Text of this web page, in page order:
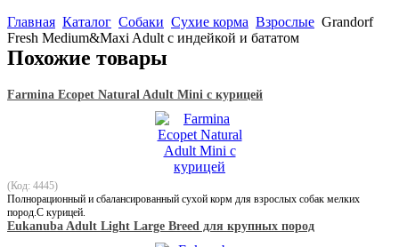
Главная Каталог Собаки Сухие корма Взрослые Grandorf
Fresh Medium&Maxi Adult с индейкой и бататом
Похожие товары
Farmina Ecopet Natural Adult Mini с курицей
(Код: 4445)
Полнорационный и сбалансированный сухой корм для взрослых собак мелких
пород.С курицей.
Eukanuba Adult Light Large Breed для крупных пород